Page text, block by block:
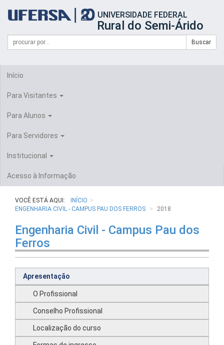
portal
UFERSA
UNIVERSIDADE FEDERAL
Rural do Semi-Árido
Formulário
Busca
Campo
de
Buscar
Início
Para Visitantes
Para Alunos
Para Servidores
Institucional
Acesso à Informação
VOCÊ ESTÁ AQUI:
INÍCIO
ENGENHARIA CIVIL - CAMPUS PAU DOS FERROS
2018
Engenharia Civil - Campus Pau dos
Ferros
Apresentação
O Profissional
Conselho Profissional
Localização do curso